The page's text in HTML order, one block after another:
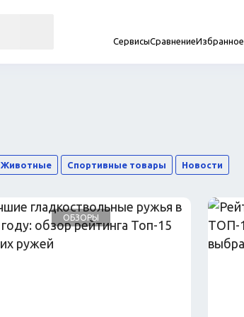
Скутеры
СервисыСравнениеИзбранное
Животные Спортивные товары Новости
ОБЗОРЫ